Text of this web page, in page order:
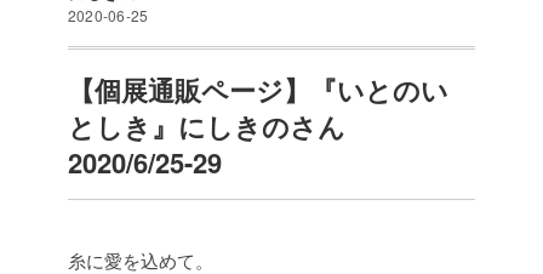
2020-06-25
【個展通販ページ】『いとのい
としき』にしきのさん
2020/6/25-29
糸に愛を込めて。